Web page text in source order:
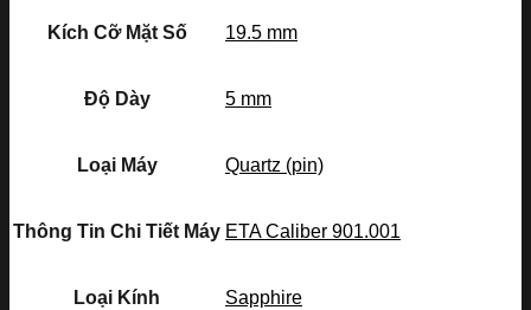
Kích Cỡ Mặt Số 19.5 mm
Độ Dày 5 mm
Loại Máy Quartz (pin)
Thông Tin Chi Tiết Máy ETA Caliber 901.001
Loại Kính Sapphire